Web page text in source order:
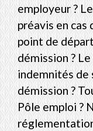
employeur ?
préavis en cas
point de
démission ?
indemnités de
démission ?
Pôle emploi ?